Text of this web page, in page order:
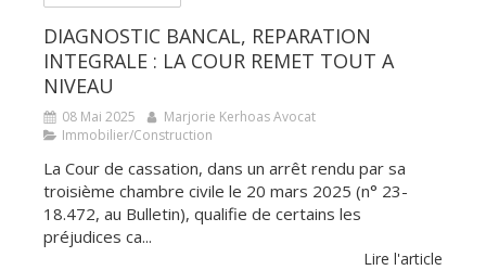
DIAGNOSTIC BANCAL, REPARATION
INTEGRALE : LA COUR REMET TOUT A
NIVEAU
08 Mai 2025
Marjorie Kerhoas Avocat
Immobilier/Construction
La Cour de cassation, dans un arrêt rendu par sa
troisième chambre civile le 20 mars 2025 (n° 23-
18.472, au Bulletin), qualifie de certains les
préjudices ca...
Lire l'article